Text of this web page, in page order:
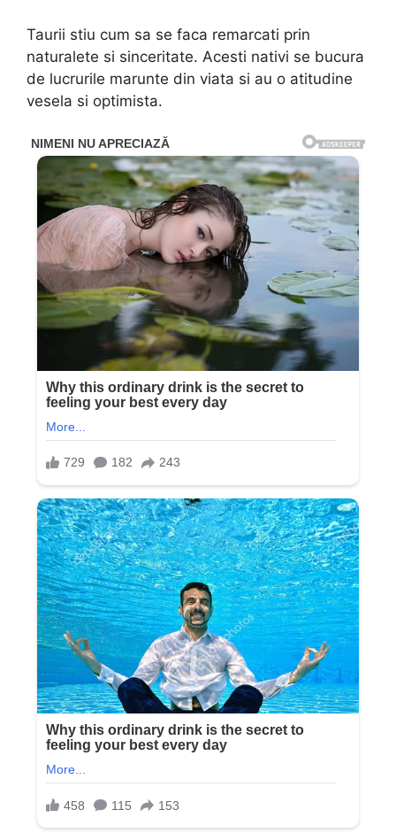
Taurii stiu cum sa se faca remarcati prin
naturalete si sinceritate. Acesti nativi se bucura
de lucrurile marunte din viata si au o atitudine
vesela si optimista.